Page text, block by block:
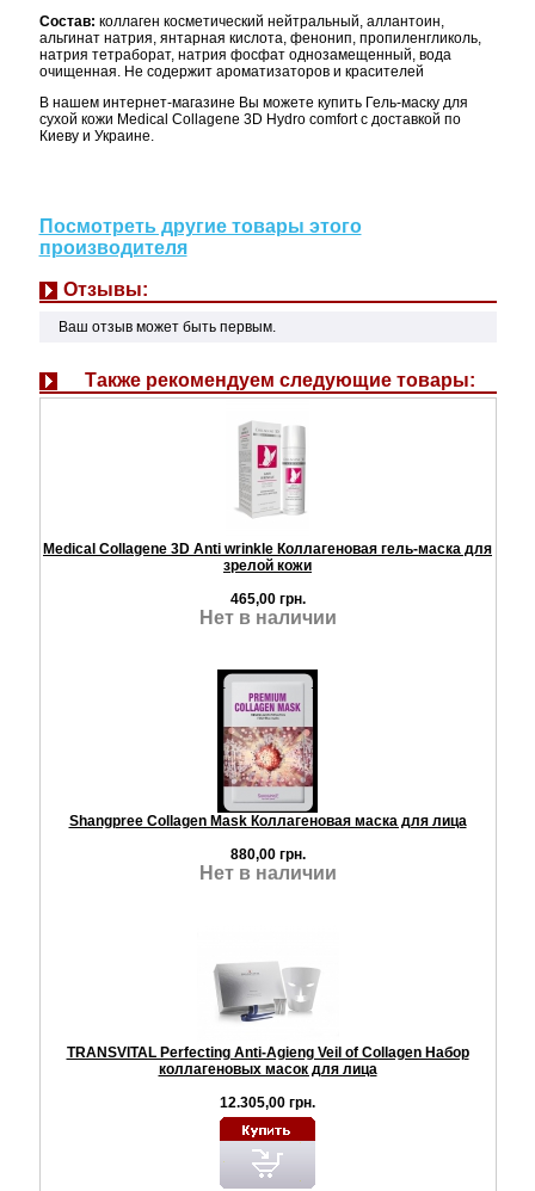
Состав: коллаген косметический нейтральный, аллантоин,
альгинат натрия, янтарная кислота, фенонип, пропиленгликоль,
натрия тетраборат, натрия фосфат однозамещенный, вода
очищенная. Не содержит ароматизаторов и красителей
В нашем интернет-магазине Вы можете купить Гель-маску для
сухой кожи Medical Collagene 3D Hydro comfort с доставкой по
Киеву и Украине.
Посмотреть другие товары этого
производителя
Отзывы:
Ваш отзыв может быть первым.
Также рекомендуем следующие товары:
Medical Collagene 3D Anti wrinkle Коллагеновая гель-маска для
зрелой кожи
465,00 грн.
Нет в наличии
Shangpree Collagen Mask Коллагеновая маска для лица
880,00 грн.
Нет в наличии
TRANSVITAL Perfecting Anti-Agieng Veil of Collagen Набор
коллагеновых масок для лица
12.305,00 грн.